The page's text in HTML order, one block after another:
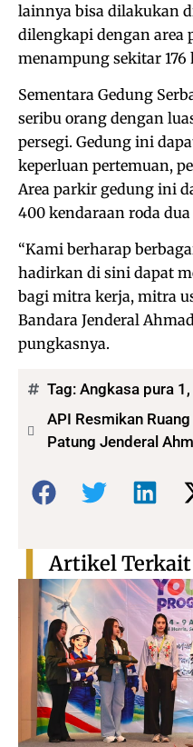
lainnya bisa dilakukan
dilengkapi dengan area
menampung sekitar
Sementara Gedung
seribu orang dengan
persegi. Gedung ini
keperluan pertemuan,
Area parkir gedung ini
400 kendaraan roda
“Kami berharap
hadirkan di sini dapat
bagi mitra kerja, mitra
Bandara Jenderal
pungkasnya.
Tag: Angkasa pura 1 ,
API Resmikan
Patung Jenderal
Bagikan:
Artikel Terkait